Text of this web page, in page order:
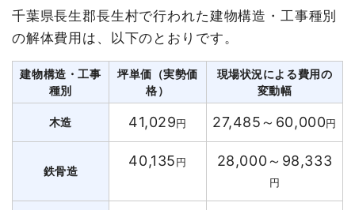
千葉県長生郡長生村で行われた建物構造・工事種別
の解体費用は、以下のとおりです。
建物構造・工事
種別
坪単価（実勢価
格）
現場状況による費用の
変動幅
木造 41,029円 27,485～60,000円
鉄骨造
40,135円 28,000～98,333
円